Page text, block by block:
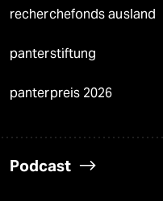
recherchefonds ausland
panterstiftung
panterpreis 2026
Podcast